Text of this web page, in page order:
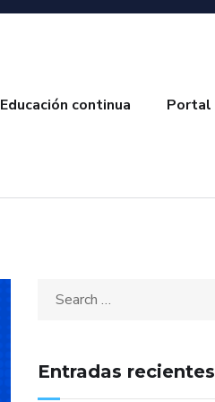
Educación continua Portal
Entradas recientes